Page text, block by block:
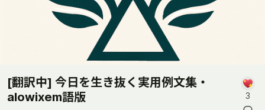
[翻訳中] 今日を生き抜く実用例文集・
alowixem語版
3